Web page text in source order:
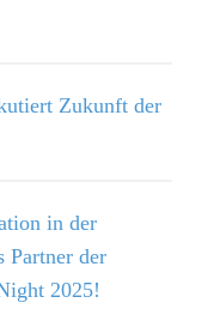
Zukunft der
in der
Partner der
2025!